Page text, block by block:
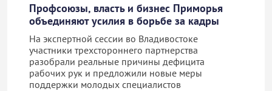
Профсоюзы, власть и бизнес Приморья
объединяют усилия в борьбе за кадры
На экспертной сессии во Владивостоке
участники трехстороннего партнерства
разобрали реальные причины дефицита
рабочих рук и предложили новые меры
поддержки молодых специалистов